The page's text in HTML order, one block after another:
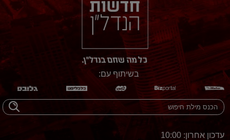
בשיתוף עם:
עדכון אחרון: 10:00